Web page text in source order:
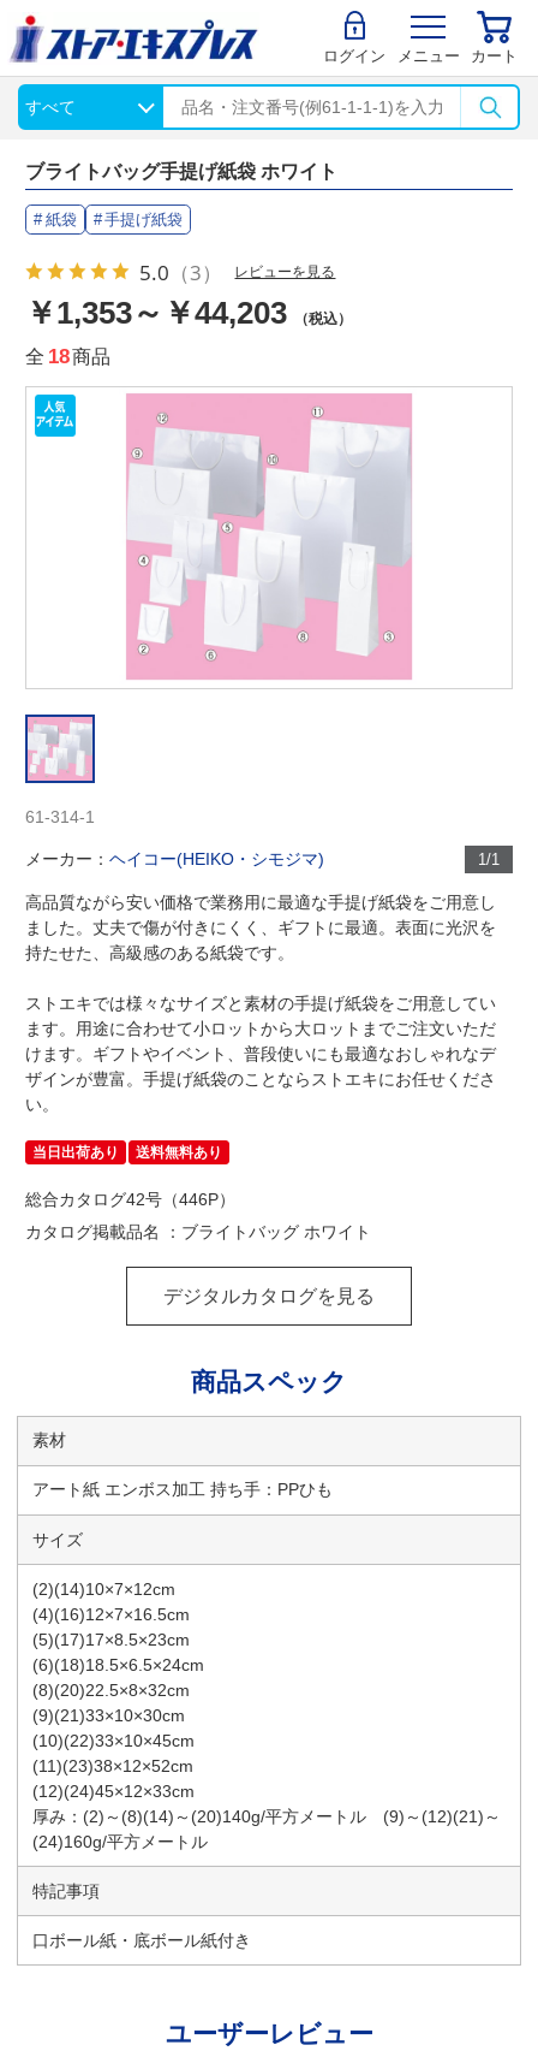
ログイン メニュー カート
ブライトバッグ手提げ紙袋 ホワイト
紙袋 手提げ紙袋
5.0 （3） レビューを見る
￥1,353～￥44,203 （税込）
全 18商品
1/1
61-314-1
メーカー：ヘイコー(HEIKO・シモジマ)
高品質ながら安い価格で業務用に最適な手提げ紙袋をご用意し
ました。丈夫で傷が付きにくく、ギフトに最適。表面に光沢を
持たせた、高級感のある紙袋です。
ストエキでは様々なサイズと素材の手提げ紙袋をご用意してい
ます。用途に合わせて小ロットから大ロットまでご注文いただ
けます。ギフトやイベント、普段使いにも最適なおしゃれなデ
ザインが豊富。手提げ紙袋のことならストエキにお任せくださ
い。
当日出荷あり 送料無料あり
総合カタログ42号（446P）
カタログ掲載品名 ：ブライトバッグ ホワイト
デジタルカタログを見る
商品スペック
素材
アート紙 エンボス加工 持ち手：PPひも
サイズ
(2)(14)10×7×12cm
(4)(16)12×7×16.5cm
(5)(17)17×8.5×23cm
(6)(18)18.5×6.5×24cm
(8)(20)22.5×8×32cm
(9)(21)33×10×30cm
(10)(22)33×10×45cm
(11)(23)38×12×52cm
(12)(24)45×12×33cm
厚み：(2)～(8)(14)～(20)140g/平方メートル (9)～(12)(21)～
(24)160g/平方メートル
特記事項
口ボール紙・底ボール紙付き
ユーザーレビュー